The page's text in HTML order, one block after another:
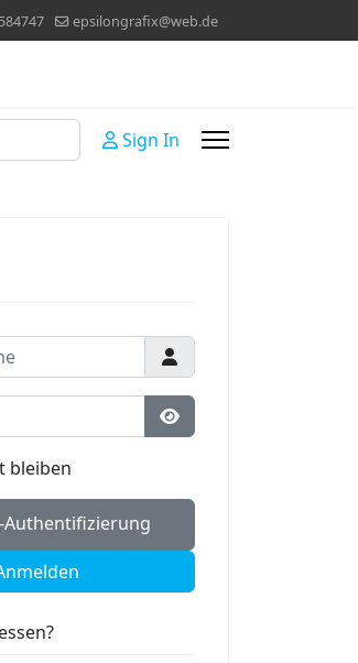
epsilongrafix@web.de
Sign In
Passwort anzeigen
bleiben
Authentifizierung